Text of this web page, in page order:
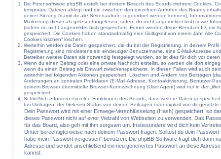
Die Forensoftware phpBB erstellt bei deinem Besuch des Boards mehrere Cookies.
temporäre Dateien ablegt und die zwischen den einzelnen Aufrufen des Boards
deiner Sitzung (damit dir alle Seitenaufrufe zugeordnet werden können),
Markierung dieser als gelesen/ungelesen; sofern du nicht angemeldet bist) sowie
(sofern du nicht angemeldet bist) gespeichert. Ferner werden deine Benutzer-ID, ein
gespeichert. Die Cookies haben standardmäßig eine Gültigkeit von einem Jahr. Alle
Cookies löschen“ löschen.
Weiterhin werden die Daten gespeichert, die du bei der Registrierung, in deinem
Registrierung sind mindestens ein eindeutiger Benutzername, eine E-Mail-Adresse
Betreiber weitere Daten als notwendig festgelegt wurden, so ist dies für dich vor
Wenn du einen Beitrag oder eine private Nachricht erstellst, so werden die dort
wenn du einen Beitrag als Entwurf zwischenspeicherst. In diesen Fällen wird auch
weiterhin bei folgenden Aktionen gespeichert: Löschen und Ändern von Beiträgen
Änderungen an zentralen Profildaten (E-Mail-Adresse, Kontoaktivierung, Benutzer-
deinem Browser übermittelte Browser-Kennzeichnung (User Agent) wird nur in der
gespeichert.
Schließlich erfordern einzelne Funktionen des Boards, dass weitere Daten
bei Umfragen, der Gelesen-Status von deinen Beiträgen oder explizit von dir
Dein Passwort wird mit einer Einwege-Verschlüsselung (Hash) gespeichert, so
dieses Passwort nicht auf einer Vielzahl von Webseiten zu verwenden. Das
für das Board, also geh mit ihm sorgsam um. Insbesondere wird dich kein
Dritter berechtigterweise nach deinem Passwort fragen. Solltest du dein
habe mein Passwort vergessen“ benutzen. Die phpBB-Software fragt dich dann
Adresse und sendet anschließend ein neu generiertes Passwort an diese
kannst.